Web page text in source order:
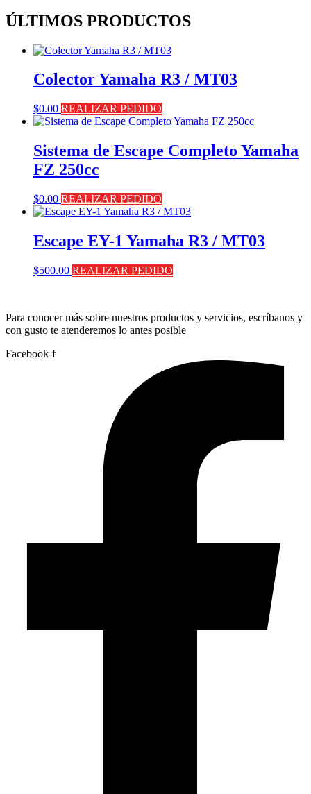
ÚLTIMOS PRODUCTOS
Colector Yamaha R3 / MT03
$0.00 REALIZAR PEDIDO
Sistema de Escape Completo Yamaha
FZ 250cc
$0.00 REALIZAR PEDIDO
Escape EY-1 Yamaha R3 / MT03
$500.00 REALIZAR PEDIDO
Para conocer más sobre nuestros productos y servicios, escríbanos y
con gusto te atenderemos lo antes posible
Facebook-f